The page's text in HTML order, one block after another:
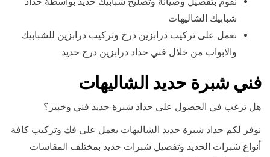
شبابيك الشاليهات
نعمل على تركيب درابزين درج وتركيب درابزين للشبابيك
والابواب من خلال فني حداد درابزين درج حديد
فني شبرة حديد الشاليهات
هل ترغب في الحصول على حداد شبرة حديد فني وخبير؟
نوفر لكم حداد شبرة حديد الشاليهات يعمل على فك وتركيب كافة
أنواع شبرات الحديد وتفصيل شبرات حديد بمختلف المقاسات